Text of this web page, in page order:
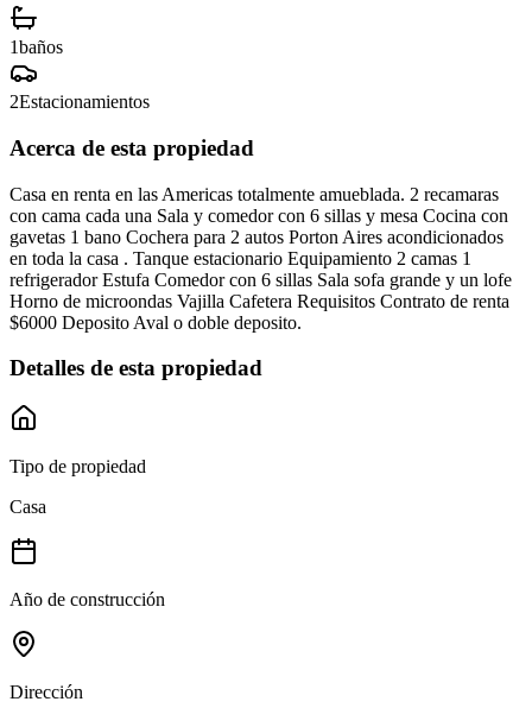
1baños
2Estacionamientos
Acerca de esta propiedad
Casa en renta en las Americas totalmente amueblada. 2 recamaras
con cama cada una Sala y comedor con 6 sillas y mesa Cocina con
gavetas 1 bano Cochera para 2 autos Porton Aires acondicionados
en toda la casa . Tanque estacionario Equipamiento 2 camas 1
refrigerador Estufa Comedor con 6 sillas Sala sofa grande y un lofe
Horno de microondas Vajilla Cafetera Requisitos Contrato de renta
$6000 Deposito Aval o doble deposito.
Detalles de esta propiedad
Tipo de propiedad
Casa
Año de construcción
Dirección